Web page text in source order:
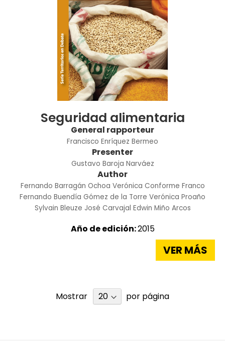
Seguridad alimentaria
General rapporteur
Francisco Enríquez Bermeo
Presenter
Gustavo Baroja Narváez
Author
Fernando Barragán Ochoa Verónica Conforme Franco
Fernando Buendía Gómez de la Torre Verónica Proaño
Sylvain Bleuze José Carvajal Edwin Miño Arcos
Año de edición:2015
VER MÁS
Mostrar por página